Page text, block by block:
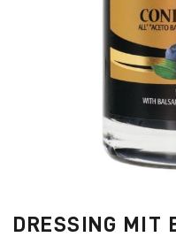
DRESSING MIT